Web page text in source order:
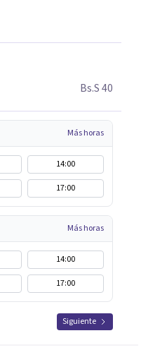
Bs.S 40
Más horas
14:00
17:00
Más horas
14:00
17:00
Siguiente